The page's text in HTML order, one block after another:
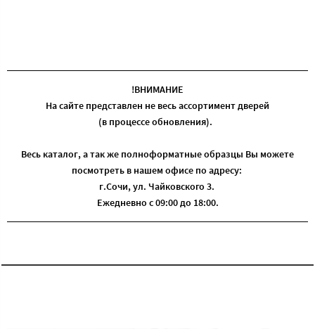
!ВНИМАНИЕ
На сайте представлен не весь ассортимент дверей
(в процессе обновления).
Весь каталог, а так же полноформатные образцы Вы можете
посмотреть в нашем офисе по адресу:
г.Сочи, ул. Чайковского 3.
Ежедневно с 09:00 до 18:00.